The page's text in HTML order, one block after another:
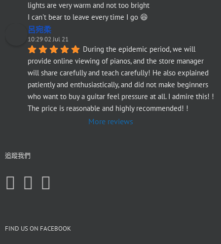
lights are very warm and not too bright
I can't bear to leave every time I go 😆
呂宛柔
10:29 02 Jul 21
During the epidemic period, we will
provide online viewing of pianos, and the store manager
will share carefully and teach carefully! He also explained
patiently and enthusiastically, and did not make beginners
who want to buy a guitar feel pressure at all. I admire this! !
The price is reasonable and highly recommended! !
More reviews
追蹤我們
FIND US ON FACEBOOK